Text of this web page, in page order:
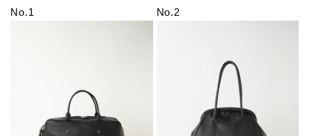
No.1 No.2